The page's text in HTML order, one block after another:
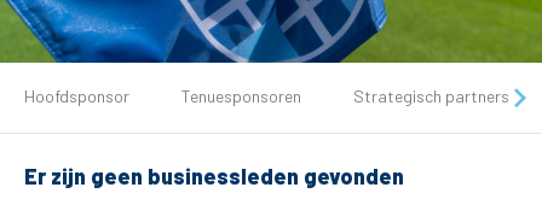
Tickets
Matchdays
Hoofdsponsor Tenuesponsoren Strategisch partners
Er zijn geen businessleden gevonden